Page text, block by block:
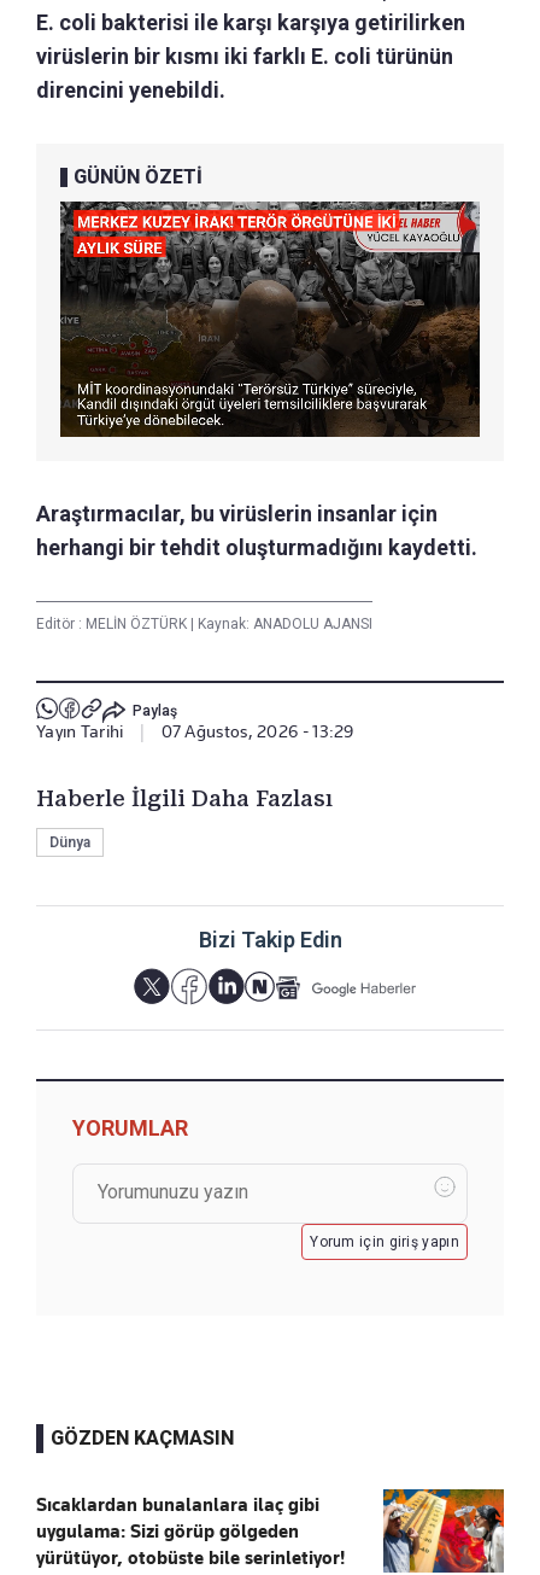
E. coli bakterisi ile karşı karşıya getirilirken
virüslerin bir kısmı iki farklı E. coli türünün
direncini yenebildi.
GÜNÜN ÖZETİ
Araştırmacılar, bu virüslerin insanlar için
herhangi bir tehdit oluşturmadığını kaydetti.
Editör : MELİN ÖZTÜRK Kaynak: ANADOLU AJANSI
Paylaş
Yayın Tarihi 07 Ağustos, 2026 - 13:29
Haberle İlgili Daha Fazlası
Dünya
Bizi Takip Edin
YORUMLAR
Yorum için giriş yapın
GÖZDEN KAÇMASIN
Sıcaklardan bunalanlara ilaç gibi
uygulama: Sizi görüp gölgeden
yürütüyor, otobüste bile serinletiyor!